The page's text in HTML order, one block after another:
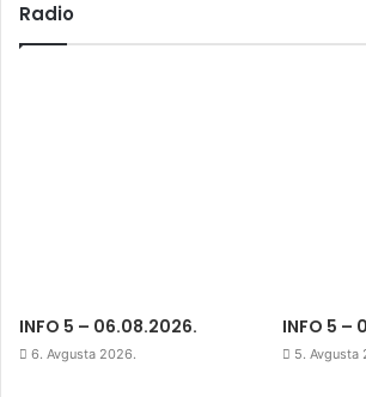
Radio
INFO 5 – 06.08.2026.
6. Avgusta 2026.
INFO 5 –
5. Avgusta